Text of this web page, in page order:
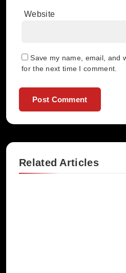
Website
Save my name, email, and
for the next time I comment.
Related Articles